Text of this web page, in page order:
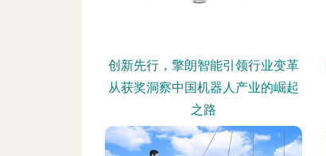
创新先行，擎朗智能引领行业变革
从获奖洞察中国机器人产业的崛起
之路
更新时间：2026-08-06 19:17:30